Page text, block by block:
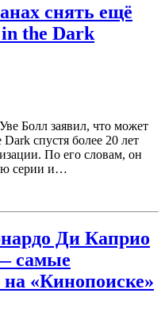
снять ещё
the Dark
Болл заявил, что может
спустя более 20 лет
По его словам, он
серии и…
Ди Каприо
самые
«Кинопоиске»